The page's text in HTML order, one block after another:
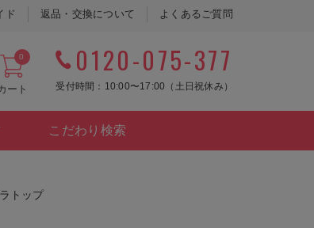
ート
0 0120-075-377
受付時間：10:00〜17:00（土日祝休み）
ド 返品・交換について よくあるご質問
こだわり検索
トップ